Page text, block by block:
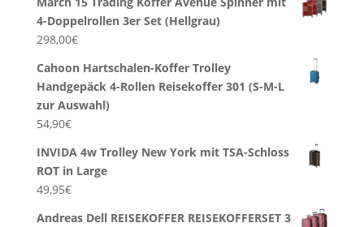
4-Doppelrollen 3er Set (Hellgrau)
298,00€
Cahoon Hartschalen-Koffer Trolley
Handgepäck 4-Rollen Reisekoffer 301 (S-M-L
zur Auswahl)
54,90€
INVIDA 4w Trolley New York mit TSA-Schloss
ROT in Large
49,95€
Andreas Dell REISEKOFFER REISEKOFFERSET 3